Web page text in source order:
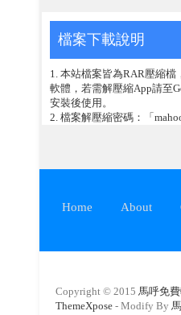
檔案下載說明
1. 本站檔案皆為RAR壓縮
軟體，若需解壓縮App請至
安裝後使用。
2. 檔案解壓縮密碼：「
Home About
Copyright © 2015 馬呼免
ThemeXpose - Modify By